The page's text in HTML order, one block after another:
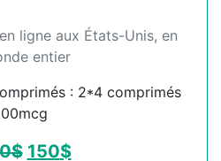
ligne aux États-Unis, en
entier
: 2*4 comprimés
$ 150$